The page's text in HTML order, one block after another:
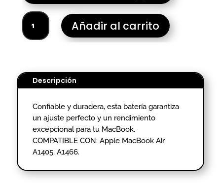
BATERIA
PORTATIL
APPLE
A1466-
HOMOLOGADO
Añadir al carrito
Descripción
Confiable y duradera, esta batería garantiza
un ajuste perfecto y un rendimiento
excepcional para tu MacBook.
COMPATIBLE CON: Apple MacBook Air
A1405, A1466.